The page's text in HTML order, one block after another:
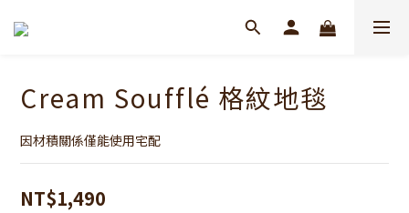
Cream Soufflé 格紋地毯
因材積關係僅能使用宅配
NT$1,490